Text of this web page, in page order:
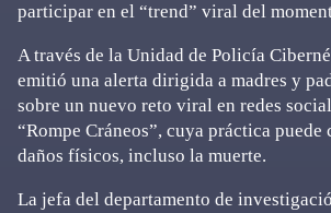
participar en el “trend” viral del
A través de la Unidad de Policía
emitió una alerta dirigida a madres y
sobre un nuevo reto viral en redes
“Rompe Cráneos”, cuya práctica puede
daños físicos, incluso la muerte.
La jefa del departamento de